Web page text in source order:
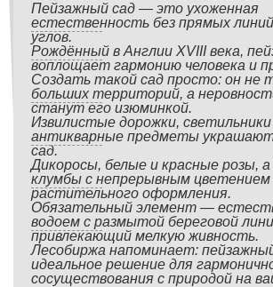
Пейзажный сад — это ухоженная
естественность без прямых
углов.
Рождённый в Англии XVIII века,
воплощает гармонию человека и
Создать такой сад просто: он не
больших территорий, а
станут его изюминкой.
Извилистые дорожки,
антикварные предметы украшают
сад.
Дикоросы, белые и красные розы,
клумбы с непрерывным
растительного оформления.
Обязательный элемент —
водоем с размытой береговой
привлекающий мелкую живность.
Лесобиржа напоминает:
идеальное решение для
сосуществования с природой на